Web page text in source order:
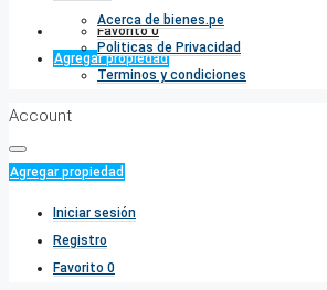
Favorito0
Agregar propiedad
Acerca de bienes.pe
Politicas de Privacidad
Terminos y condiciones
Account
Agregar propiedad
Iniciar sesión
Registro
Favorito 0